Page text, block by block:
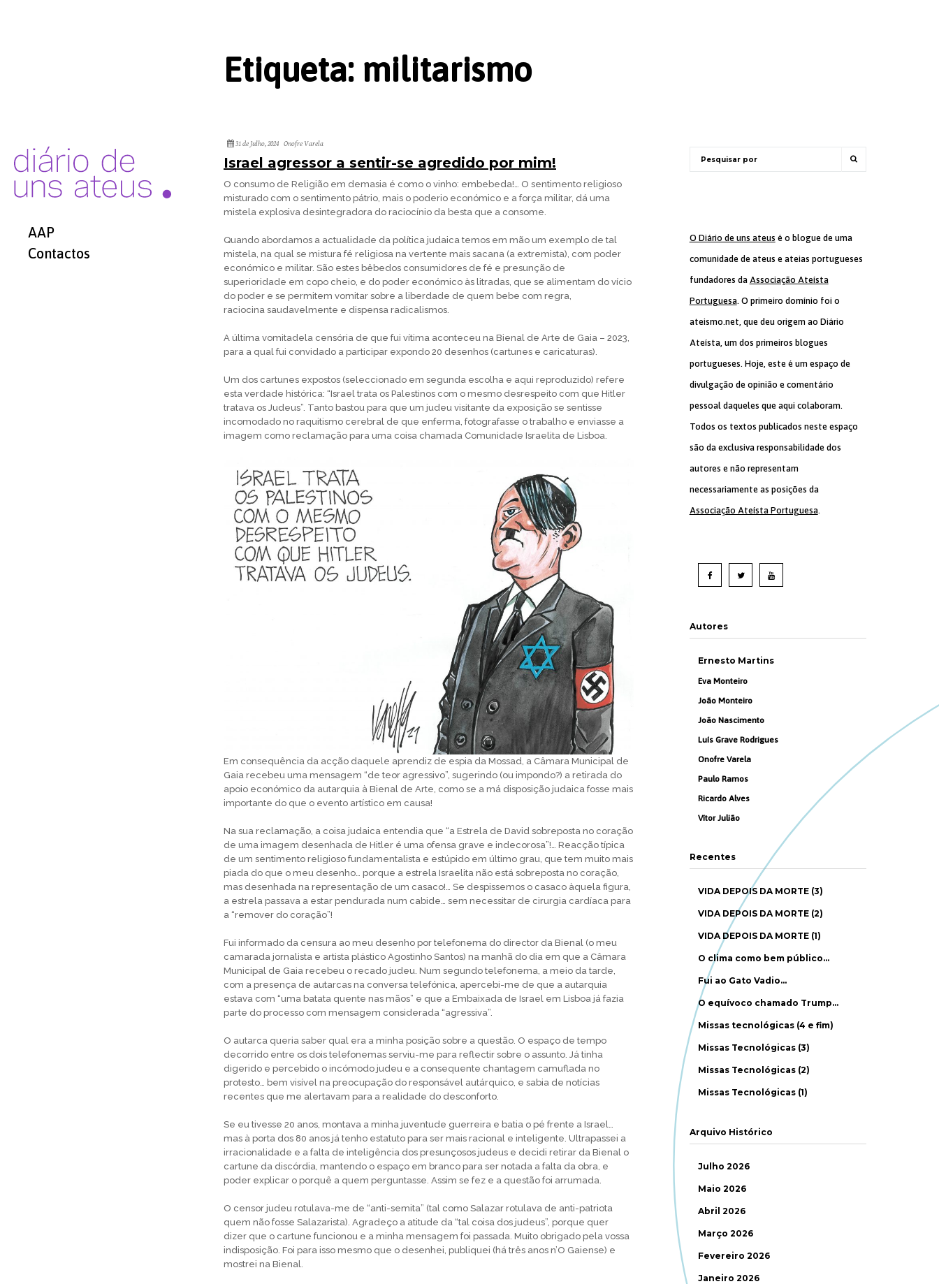
AAP
Contactos
Etiqueta: militarismo
31 de Julho, 2024 Onofre Varela
Israel agressor a sentir-se agredido por mim!
O consumo de Religião em demasia é como o vinho: embebeda!… O sentimento religioso
misturado com o sentimento pátrio, mais o poderio económico e a força militar, dá uma
mistela explosiva desintegradora do raciocínio da besta que a consome.
Quando abordamos a actualidade da política judaica temos em mão um exemplo de tal
mistela, na qual se mistura fé religiosa na vertente mais sacana (a extremista), com poder
económico e militar. São estes bêbedos consumidores de fé e presunção de
superioridade em copo cheio, e do poder económico às litradas, que se alimentam do vício
do poder e se permitem vomitar sobre a liberdade de quem bebe com regra,
raciocina saudavelmente e dispensa radicalismos.
A última vomitadela censória de que fui vítima aconteceu na Bienal de Arte de Gaia – 2023,
para a qual fui convidado a participar expondo 20 desenhos (cartunes e caricaturas).
Um dos cartunes expostos (seleccionado em segunda escolha e aqui reproduzido) refere
esta verdade histórica: “Israel trata os Palestinos com o mesmo desrespeito com que Hitler
tratava os Judeus”. Tanto bastou para que um judeu visitante da exposição se sentisse
incomodado no raquitismo cerebral de que enferma, fotografasse o trabalho e enviasse a
imagem como reclamação para uma coisa chamada Comunidade Israelita de Lisboa.
Em consequência da acção daquele aprendiz de espia da Mossad, a Câmara Municipal de
Gaia recebeu uma mensagem “de teor agressivo”, sugerindo (ou impondo?) a retirada do
apoio económico da autarquia à Bienal de Arte, como se a má disposição judaica fosse mais
importante do que o evento artístico em causa!
Na sua reclamação, a coisa judaica entendia que “a Estrela de David sobreposta no coração
de uma imagem desenhada de Hitler é uma ofensa grave e indecorosa”!… Reacção típica
de um sentimento religioso fundamentalista e estúpido em último grau, que tem muito mais
piada do que o meu desenho… porque a estrela Israelita não está sobreposta no coração,
mas desenhada na representação de um casaco!… Se despissemos o casaco àquela figura,
a estrela passava a estar pendurada num cabide… sem necessitar de cirurgia cardíaca para
a “remover do coração”!
Fui informado da censura ao meu desenho por telefonema do director da Bienal (o meu
camarada jornalista e artista plástico Agostinho Santos) na manhã do dia em que a Câmara
Municipal de Gaia recebeu o recado judeu. Num segundo telefonema, a meio da tarde,
com a presença de autarcas na conversa telefónica, apercebi-me de que a autarquia
estava com “uma batata quente nas mãos” e que a Embaixada de Israel em Lisboa já fazia
parte do processo com mensagem considerada “agressiva”.
O autarca queria saber qual era a minha posição sobre a questão. O espaço de tempo
decorrido entre os dois telefonemas serviu-me para reflectir sobre o assunto. Já tinha
digerido e percebido o incómodo judeu e a consequente chantagem camuflada no
protesto… bem visível na preocupação do responsável autárquico, e sabia de notícias
recentes que me alertavam para a realidade do desconforto.
Se eu tivesse 20 anos, montava a minha juventude guerreira e batia o pé frente a Israel…
mas à porta dos 80 anos já tenho estatuto para ser mais racional e inteligente. Ultrapassei a
irracionalidade e a falta de inteligência dos presunçosos judeus e decidi retirar da Bienal o
cartune da discórdia, mantendo o espaço em branco para ser notada a falta da obra, e
poder explicar o porquê a quem perguntasse. Assim se fez e a questão foi arrumada.
O censor judeu rotulava-me de “anti-semita” (tal como Salazar rotulava de anti-patriota
quem não fosse Salazarista). Agradeço a atitude da “tal coisa dos judeus”, porque quer
dizer que o cartune funcionou e a minha mensagem foi passada. Muito obrigado pela vossa
indisposição. Foi para isso mesmo que o desenhei, publiquei (há três anos n’O Gaiense) e
mostrei na Bienal.
O Diário de uns ateus é o blogue de uma
comunidade de ateus e ateias portugueses
fundadores da Associação Ateísta
Portuguesa. O primeiro domínio foi o
ateismo.net, que deu origem ao Diário
Ateísta, um dos primeiros blogues
portugueses. Hoje, este é um espaço de
divulgação de opinião e comentário
pessoal daqueles que aqui colaboram.
Todos os textos publicados neste espaço
são da exclusiva responsabilidade dos
autores e não representam
necessariamente as posições da
Associação Ateísta Portuguesa.
Autores
Ernesto Martins
Eva Monteiro
João Monteiro
João Nascimento
Luís Grave Rodrigues
Onofre Varela
Paulo Ramos
Ricardo Alves
Vítor Julião
Recentes
VIDA DEPOIS DA MORTE (3)
VIDA DEPOIS DA MORTE (2)
VIDA DEPOIS DA MORTE (1)
O clima como bem público…
Fui ao Gato Vadio…
O equívoco chamado Trump…
Missas tecnológicas (4 e fim)
Missas Tecnológicas (3)
Missas Tecnológicas (2)
Missas Tecnológicas (1)
Arquivo Histórico
Julho 2026
Maio 2026
Abril 2026
Março 2026
Fevereiro 2026
Janeiro 2026